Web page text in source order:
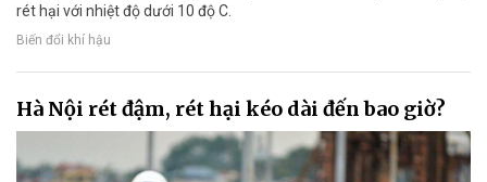
rét hại với nhiệt độ dưới 10 độ C.
Biến đổi khí hậu
Hà Nội rét đậm, rét hại kéo dài đến bao giờ?